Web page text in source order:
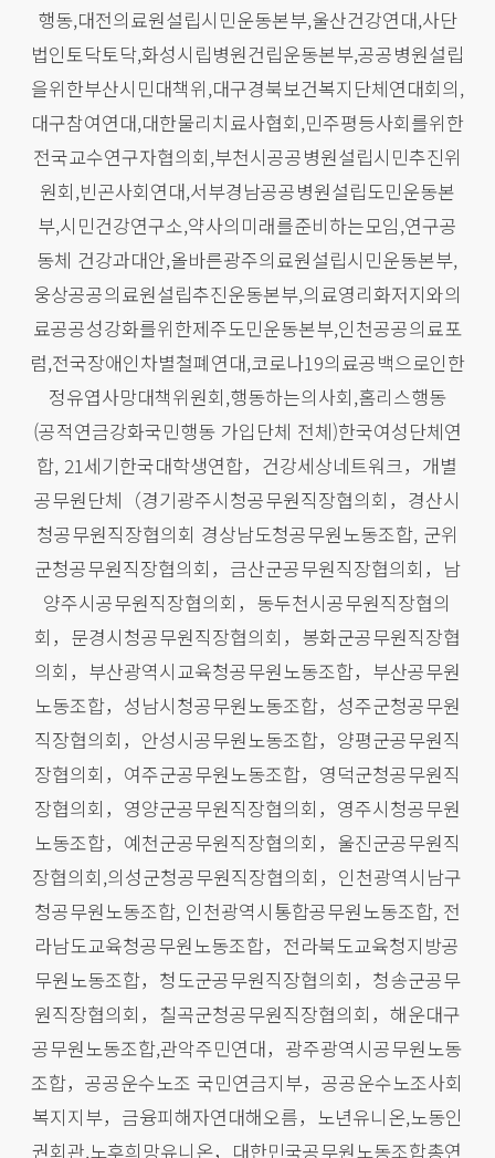
행동,대전의료원설립시민운동본부,울산건강연대,사단
법인토닥토닥,화성시립병원건립운동본부,공공병원설립
을위한부산시민대책위,대구경북보건복지단체연대회의,
대구참여연대,대한물리치료사협회,민주평등사회를위한
전국교수연구자협의회,부천시공공병원설립시민추진위
원회,빈곤사회연대,서부경남공공병원설립도민운동본
부,시민건강연구소,약사의미래를준비하는모임,연구공
동체 건강과대안,올바른광주의료원설립시민운동본부,
웅상공공의료원설립추진운동본부,의료영리화저지와의
료공공성강화를위한제주도민운동본부,인천공공의료포
럼,전국장애인차별철폐연대,코로나19의료공백으로인한
정유엽사망대책위원회,행동하는의사회,홈리스행동
(공적연금강화국민행동 가입단체 전체)한국여성단체연
합, 21세기한국대학생연합，건강세상네트워크，개별
공무원단체（경기광주시청공무원직장협의회，경산시
청공무원직장협의회 경상남도청공무원노동조합, 군위
군청공무원직장협의회，금산군공무원직장협의회，남
양주시공무원직장협의회，동두천시공무원직장협의
회，문경시청공무원직장협의회，봉화군공무원직장협
의회，부산광역시교육청공무원노동조합，부산공무원
노동조합，성남시청공무원노동조합，성주군청공무원
직장협의회，안성시공무원노동조합，양평군공무원직
장협의회，여주군공무원노동조합，영덕군청공무원직
장협의회，영양군공무원직장협의회，영주시청공무원
노동조합，예천군공무원직장협의회，울진군공무원직
장협의회,의성군청공무원직장협의회，인천광역시남구
청공무원노동조합, 인천광역시통합공무원노동조합, 전
라남도교육청공무원노동조합，전라북도교육청지방공
무원노동조합，청도군공무원직장협의회，청송군공무
원직장협의회，칠곡군청공무원직장협의회，해운대구
공무원노동조합,관악주민연대，광주광역시공무원노동
조합，공공운수노조 국민연금지부，공공운수노조사회
복지지부，금융피해자연대해오름，노년유니온,노동인
권회관,노후희망유니온，대한민국공무원노동조합총연